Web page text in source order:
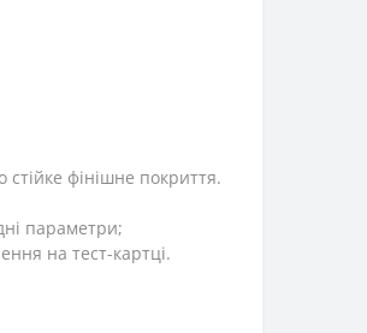
фінішне покриття.
параметри;
на тест-картці.